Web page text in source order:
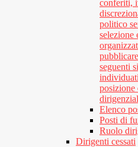
conferiti,
politico
selezione
seguenti
posizione
Elenco
Posti di
Ruolo
Dirigenti cessati